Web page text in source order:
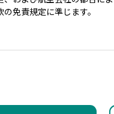
免責規定に準じます。